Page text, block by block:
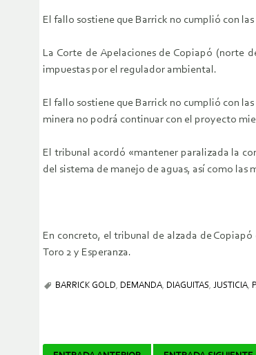
El fallo sostiene que Barrick no cumplió con
La Corte de Apelaciones de Copiapó (norte
impuestas por el regulador ambiental.
El fallo sostiene que Barrick no cumplió con
minera no podrá continuar con el proyecto
El tribunal acordó «mantener paralizada la
del sistema de manejo de aguas, así como
En concreto, el tribunal de alzada de
Toro 2 y Esperanza.
BARRICK GOLD, DEMANDA, DIAGUITAS, JUSTICIA,